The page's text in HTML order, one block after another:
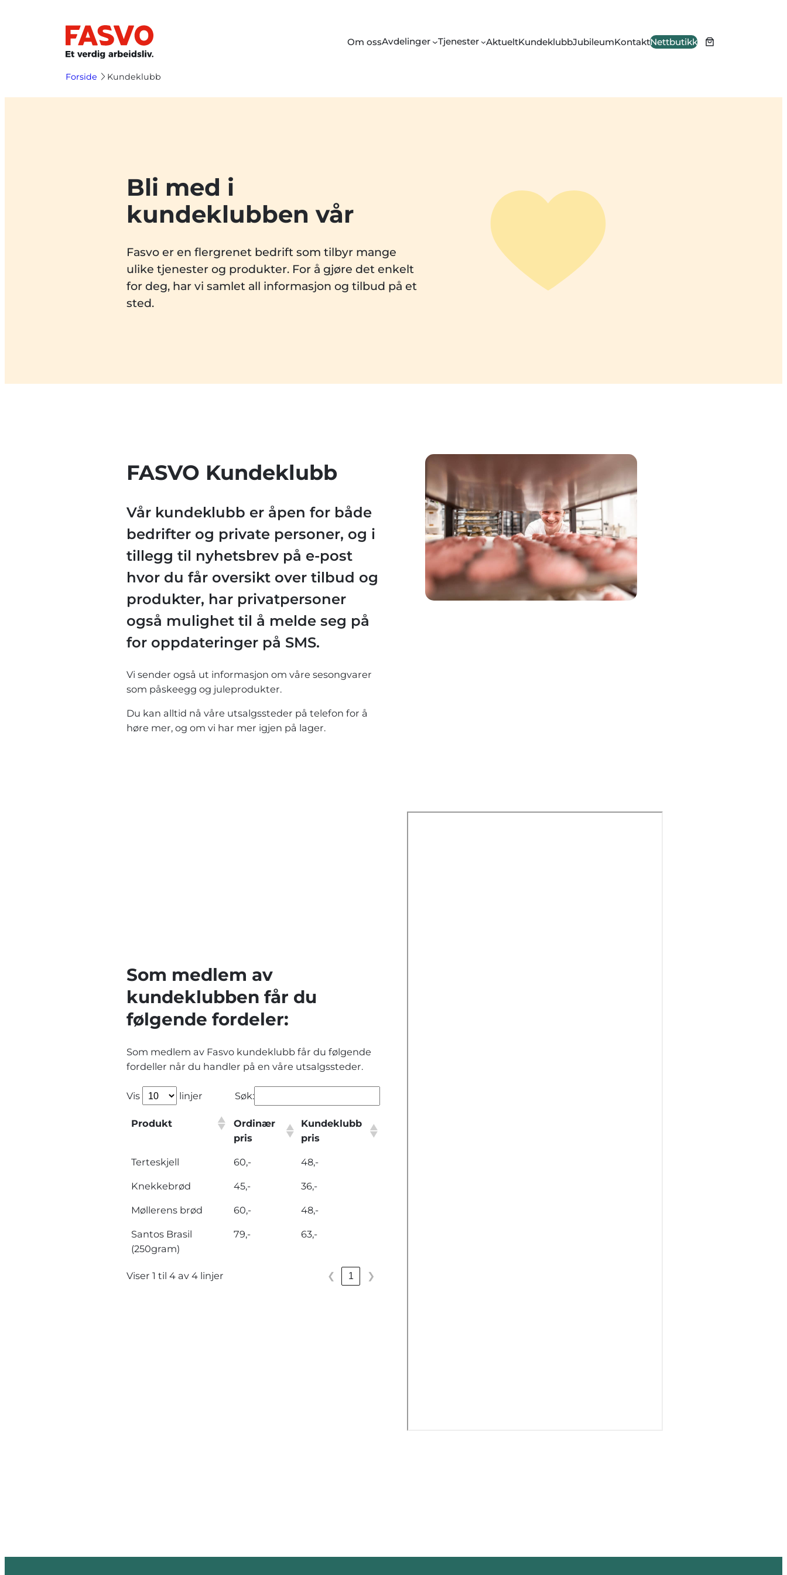
Om ossAvdelinger Tjenester AktueltKundeklubbJubileumKontaktNettbutikk
Forside Kundeklubb
Bli med i
kundeklubben vår
Fasvo er en flergrenet bedrift som tilbyr mange
ulike tjenester og produkter. For å gjøre det enkelt
for deg, har vi samlet all informasjon og tilbud på et
sted.
FASVO Kundeklubb
Vår kundeklubb er åpen for både
bedrifter og private personer, og i
tillegg til nyhetsbrev på e-post
hvor du får oversikt over tilbud og
produkter, har privatpersoner
også mulighet til å melde seg på
for oppdateringer på SMS.
Vi sender også ut informasjon om våre sesongvarer
som påskeegg og juleprodukter.
Du kan alltid nå våre utsalgssteder på telefon for å
høre mer, og om vi har mer igjen på lager.
Som medlem av
kundeklubben får du
følgende fordeler:
Som medlem av Fasvo kundeklubb får du følgende
fordeller når du handler på en våre utsalgssteder.
Vis linjer Søk:
Produkt
Ordinær
pris
Kundeklubb
pris
Terteskjell 60,- 48,-
Knekkebrød 45,- 36,-
Møllerens brød 60,- 48,-
Santos Brasil
(250gram)
79,- 63,-
Viser 1 til 4 av 4 linjer ❮ 1 ❯